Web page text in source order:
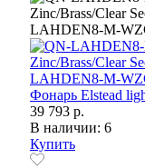
Фонарь Elstead
39 793 р.
В наличии: 6
Купить